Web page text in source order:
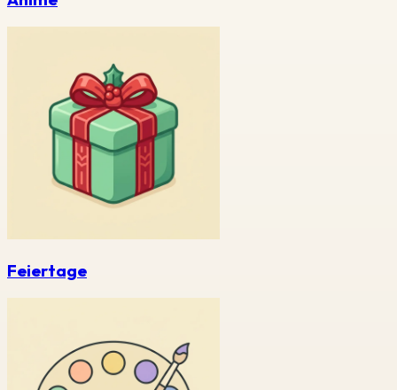
Feiertage